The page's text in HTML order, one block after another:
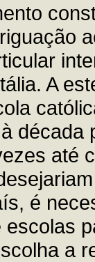
A
até
é
a